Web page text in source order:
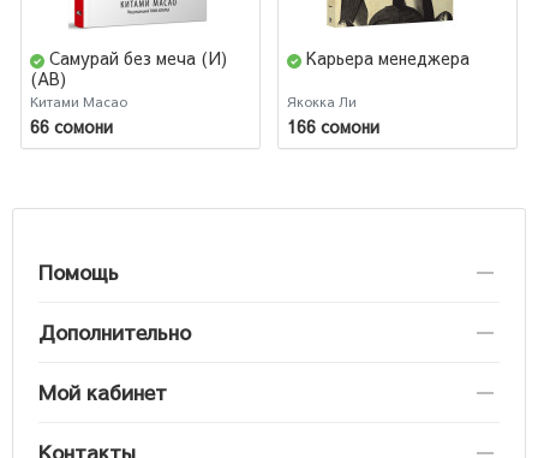
Самурай без меча (И)
(AB)
Китами Масао
66 сомони
Карьера менеджера
Якокка Ли
166 сомони
Помощь
Дополнительно
Мой кабинет